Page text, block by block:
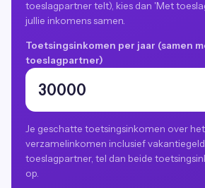
toeslagpartner telt), kies dan 'Met
jullie inkomens samen.
Toetsingsinkomen per jaar (samen
toeslagpartner)
Je geschatte toetsingsinkomen over
verzamelinkomen inclusief
toeslagpartner, tel dan beide
op.